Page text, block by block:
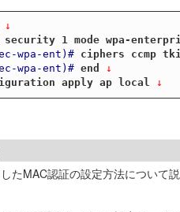
↓
security 1 mode wpa-
wpa-ent)#
ciphers ccmp
wpa-ent)# end
↓
apply ap local ↓
たMAC認証の設定方法について